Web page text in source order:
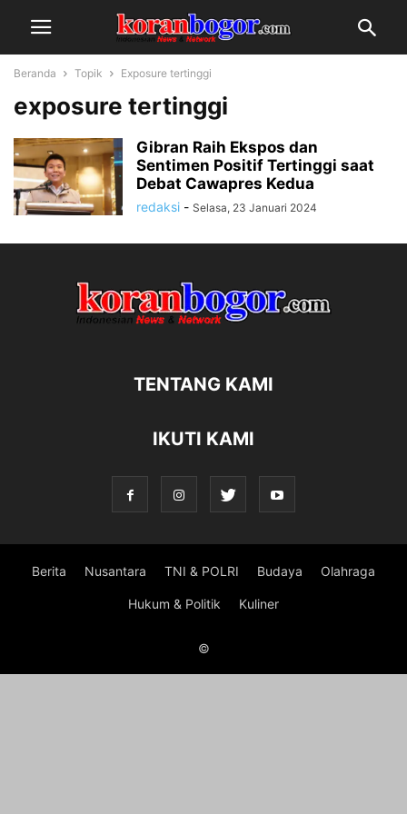
Beranda Topik Exposure tertinggi
exposure tertinggi
Gibran Raih Ekspos dan
Sentimen Positif Tertinggi saat
Debat Cawapres Kedua
redaksi - Selasa, 23 Januari 2024
TENTANG KAMI
IKUTI KAMI
Berita Nusantara TNI & POLRI Budaya Olahraga
Hukum & Politik Kuliner
©